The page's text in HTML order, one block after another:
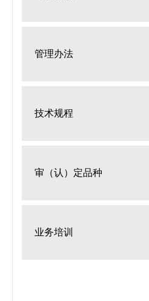
管理办法
技术规程
审（认）定品种
业务培训